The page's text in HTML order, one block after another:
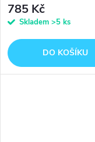
785 Kč
Skladem >5 ks
DO KOŠÍKU